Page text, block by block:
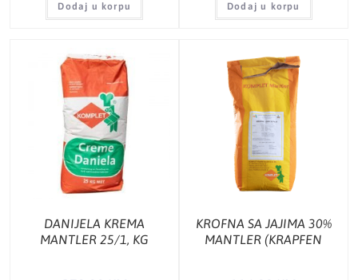
Dodaj u korpu Dodaj u korpu
DANIJELA KREMA
MANTLER 25/1, KG
KROFNA SA JAJIMA 30%
MANTLER (KRAPFEN